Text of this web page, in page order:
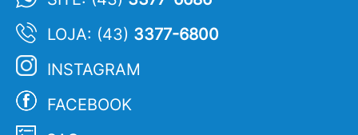
LOJA: (43) 3377-6800
INSTAGRAM
FACEBOOK